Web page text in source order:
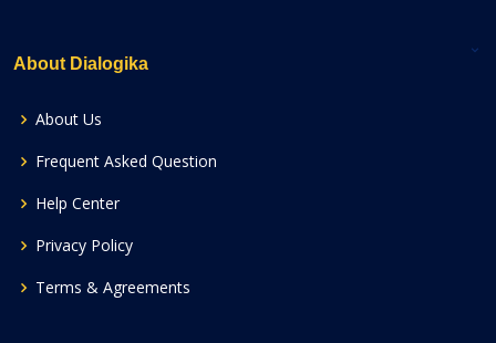
About Dialogika
About Us
Frequent Asked Question
Help Center
Privacy Policy
Terms & Agreements